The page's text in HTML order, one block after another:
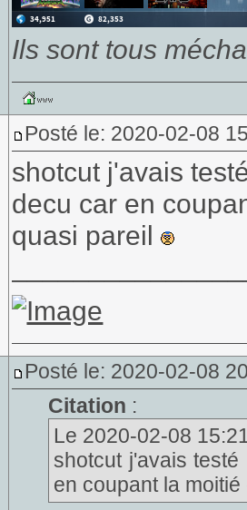
Ils sont tous
Posté le: 2020-02-08
shotcut j'avais
decu car en
quasi pareil
Posté le: 2020-02-08
Citation :
Le 2020-02-08
shotcut j'avais
en coupant la